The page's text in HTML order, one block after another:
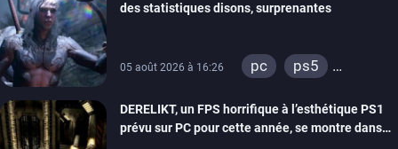
des statistiques disons, surprenantes
05 août 2026 à 16:26 pc
ps5
DERELIKT, un FPS horrifique à l’esthétique PS1
prévu sur PC pour cette année, se montre dans